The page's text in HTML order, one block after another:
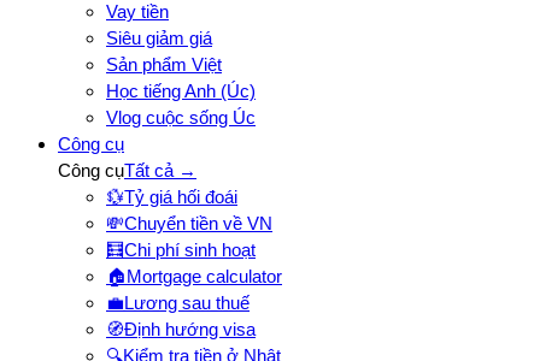
Vay tiền
Siêu giảm giá
Sản phẩm Việt
Học tiếng Anh (Úc)
Vlog cuộc sống Úc
Công cụ
Công cụTất cả →
💱Tỷ giá hối đoái
💸Chuyển tiền về VN
🧮Chi phí sinh hoạt
🏠Mortgage calculator
💼Lương sau thuế
🧭Định hướng visa
🔍Kiểm tra tiền ở Nhật